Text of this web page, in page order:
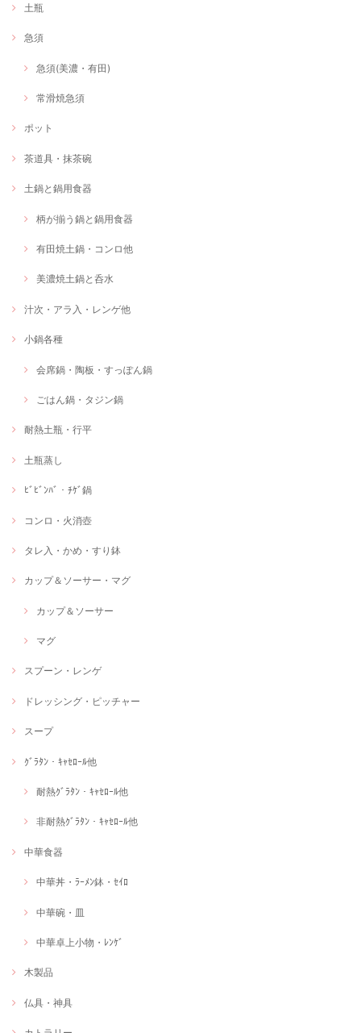
土瓶
急須
急須(美濃・有田)
常滑焼急須
ポット
茶道具・抹茶碗
土鍋と鍋用食器
柄が揃う鍋と鍋用食器
有田焼土鍋・コンロ他
美濃焼土鍋と呑水
汁次・アラ入・レンゲ他
小鍋各種
会席鍋・陶板・すっぽん鍋
ごはん鍋・タジン鍋
耐熱土瓶・行平
土瓶蒸し
ﾋﾞﾋﾞﾝﾊﾞ・ﾁｹﾞ鍋
コンロ・火消壺
タレ入・かめ・すり鉢
カップ＆ソーサー・マグ
カップ＆ソーサー
マグ
スプーン・レンゲ
ドレッシング・ピッチャー
スープ
ｸﾞﾗﾀﾝ・ｷｬｾﾛｰﾙ他
耐熱ｸﾞﾗﾀﾝ・ｷｬｾﾛｰﾙ他
非耐熱ｸﾞﾗﾀﾝ・ｷｬｾﾛｰﾙ他
中華食器
中華丼・ﾗｰﾒﾝ鉢・ｾｲﾛ
中華碗・皿
中華卓上小物・ﾚﾝｹﾞ
木製品
仏具・神具